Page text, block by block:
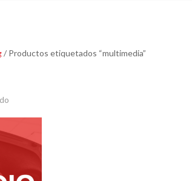
/ Productos etiquetados “multimedia”